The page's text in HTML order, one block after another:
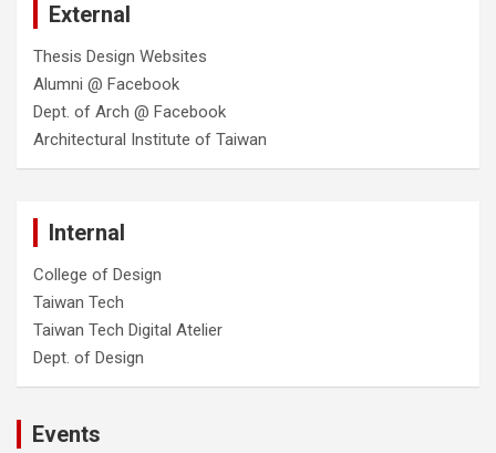
External
Thesis Design Websites
Alumni @ Facebook
Dept. of Arch @ Facebook
Architectural Institute of Taiwan
Internal
College of Design
Taiwan Tech
Taiwan Tech Digital Atelier
Dept. of Design
Events